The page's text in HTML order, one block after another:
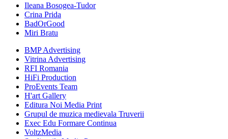
Ileana Bosogea-Tudor
Crina Prida
BadOrGood
Miri Bratu
BMP Advertising
Vitrina Advertising
RFI Romania
HiFi Production
ProEvents Team
H'art Gallery
Editura Noi Media Print
Grupul de muzica medievala Truverii
Exec Edu Formare Continua
VoltzMedia